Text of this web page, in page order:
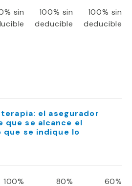
sin
100% sin
deducible
100% sin
deducible
el asegurador
que se alcance el
se indique lo
100%
80%
60%